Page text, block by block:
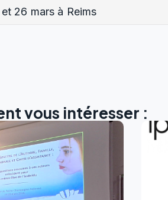
26 mars à Reims
vous intéresser :